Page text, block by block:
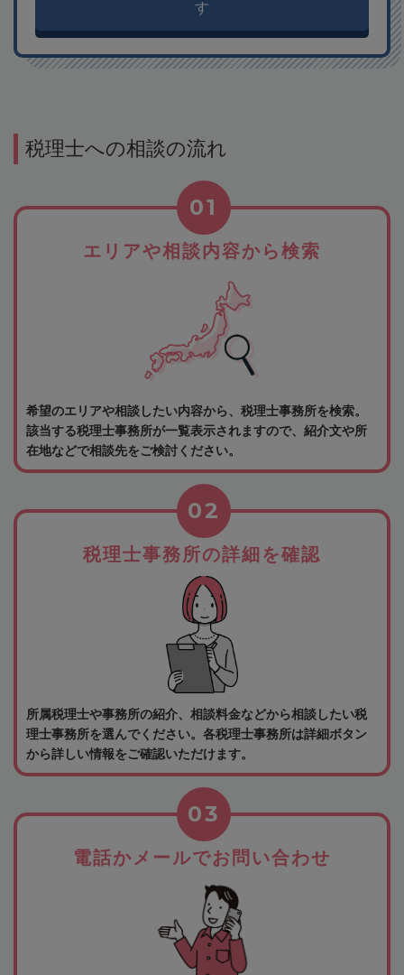
す
税理士への相談の流れ
エリアや相談内容から検索
01
希望のエリアや相談したい内容から、税理士事務所を検索。
該当する税理士事務所が一覧表示されますので、紹介文や所
在地などで相談先をご検討ください。
税理士事務所の詳細を確認
02
所属税理士や事務所の紹介、相談料金などから相談したい税
理士事務所を選んでください。各税理士事務所は詳細ボタン
から詳しい情報をご確認いただけます。
電話かメールでお問い合わせ
03